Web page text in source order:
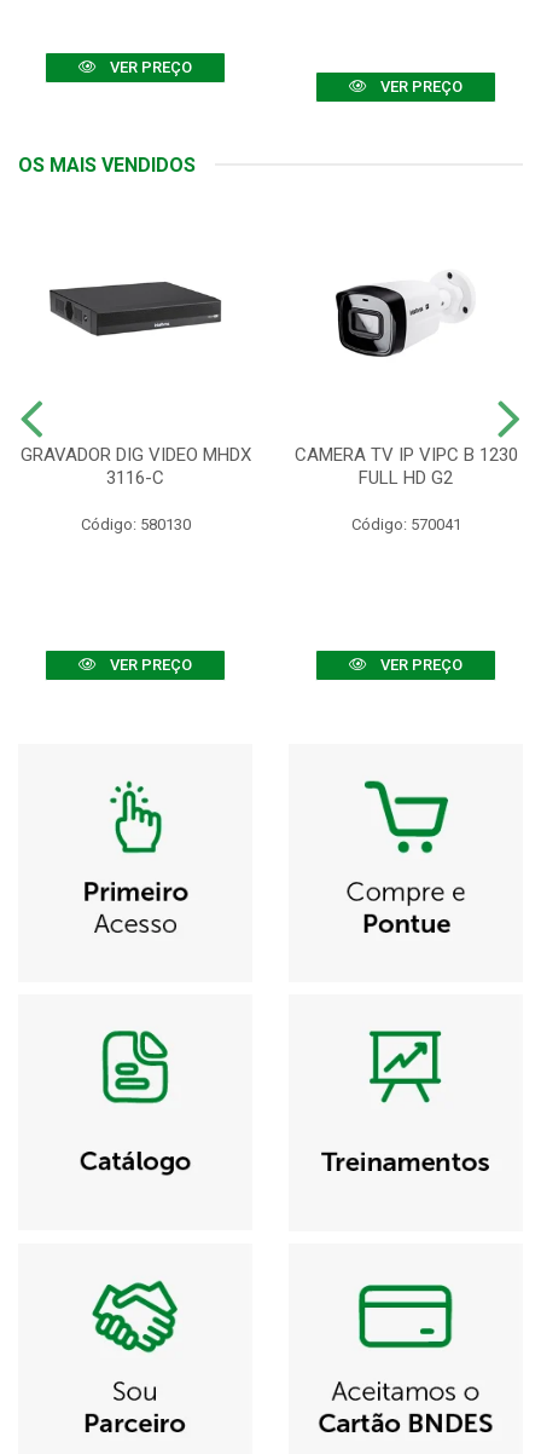
VER PREÇO
VER PREÇO
OS MAIS VENDIDOS
GRAVADOR DIG VIDEO MHDX
3116-C
Código: 580130
VER PREÇO
CAMERA TV IP VIPC B 1230
FULL HD G2
Código: 570041
VER PREÇO